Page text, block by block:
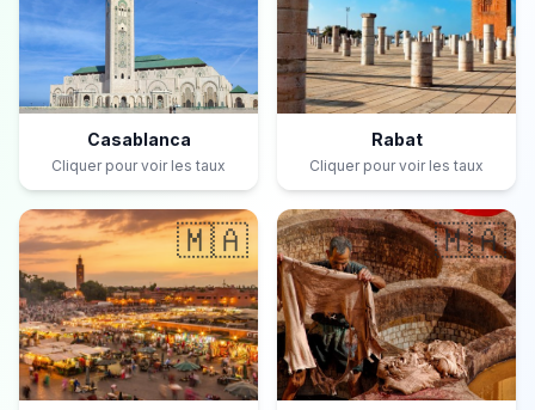
Casablanca
Cliquer pour voir les taux
Rabat
Cliquer pour voir les taux
🇲🇦 🇲🇦